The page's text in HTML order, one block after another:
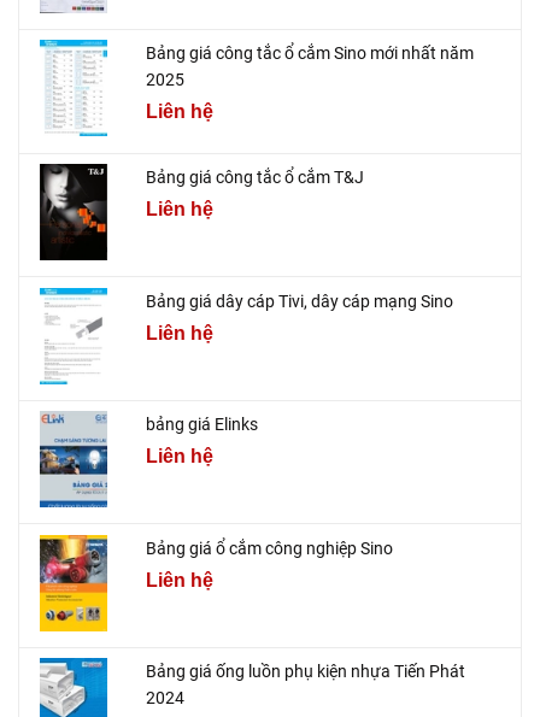
Bảng giá công tắc ổ cắm Sino mới nhất năm
2025
Liên hệ
Bảng giá công tắc ổ cắm T&J
Liên hệ
Bảng giá dây cáp Tivi, dây cáp mạng Sino
Liên hệ
bảng giá Elinks
Liên hệ
Bảng giá ổ cắm công nghiệp Sino
Liên hệ
Bảng giá ống luồn phụ kiện nhựa Tiến Phát
2024